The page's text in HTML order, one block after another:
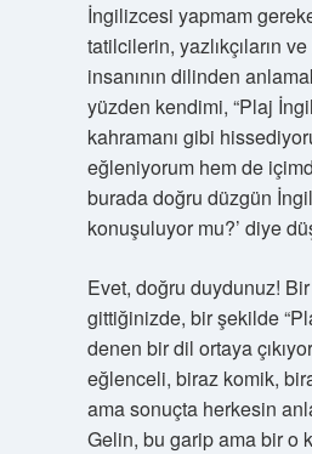
İngilizcesi yapmam
tatilcilerin, yazlıkçıların
insanının dilinden
yüzden kendimi, “Plaj
kahramanı gibi
eğleniyorum hem de
burada doğru düzgün
konuşuluyor mu?’ diye
Evet, doğru duydunuz!
gittiğinizde, bir şekilde
denen bir dil ortaya
eğlenceli, biraz komik,
ama sonuçta herkesin
Gelin, bu garip ama bir o